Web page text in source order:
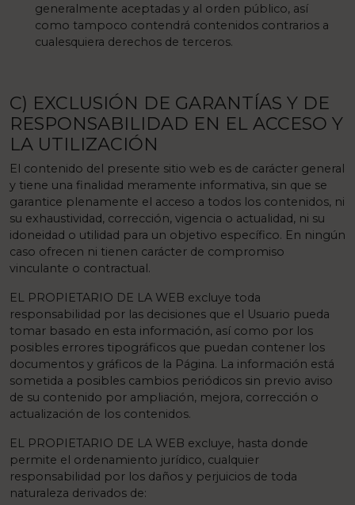
generalmente aceptadas y al orden público, así
como tampoco contendrá contenidos contrarios a
cualesquiera derechos de terceros.
C) EXCLUSIÓN DE GARANTÍAS Y DE
RESPONSABILIDAD EN EL ACCESO Y
LA UTILIZACIÓN
El contenido del presente sitio web es de carácter general
y tiene una finalidad meramente informativa, sin que se
garantice plenamente el acceso a todos los contenidos, ni
su exhaustividad, corrección, vigencia o actualidad, ni su
idoneidad o utilidad para un objetivo específico. En ningún
caso ofrecen ni tienen carácter de compromiso
vinculante o contractual.
EL PROPIETARIO DE LA WEB excluye toda
responsabilidad por las decisiones que el Usuario pueda
tomar basado en esta información, así como por los
posibles errores tipográficos que puedan contener los
documentos y gráficos de la Página. La información está
sometida a posibles cambios periódicos sin previo aviso
de su contenido por ampliación, mejora, corrección o
actualización de los contenidos.
EL PROPIETARIO DE LA WEB excluye, hasta donde
permite el ordenamiento jurídico, cualquier
responsabilidad por los daños y perjuicios de toda
naturaleza derivados de: